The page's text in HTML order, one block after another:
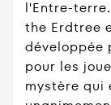
l'Entre-terre.
the Erdtree
développée
pour les
mystère qui